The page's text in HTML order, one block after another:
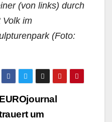
(von links) durch
Volk im
(Foto:
EUROjournal
um